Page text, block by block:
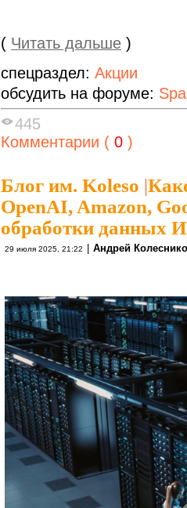
( Читать дальше )
спецраздел: Акции
обсудить на форуме:
445
Комментарии ( 0 )
Блог им. Koleso |
OpenAI, Amazon,
обработки данных
29 июля 2025, 21:22 | Андрей